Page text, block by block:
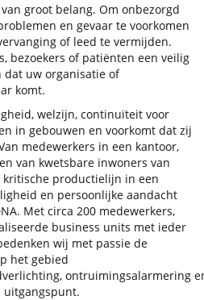
groot belang. Om onbezorgd
en gevaar te voorkomen
of leed te vermijden.
bezoekers of patiënten een veilig
dat uw organisatie of
komt.
welzijn, continuïteit voor
in gebouwen en voorkomt dat zij
medewerkers in een kantoor,
van kwetsbare inwoners van
productielijn in een
en persoonlijke aandacht
Met circa 200 medewerkers,
business units met ieder
wij met passie de
het gebied
ontruimingsalarmering
uitgangspunt.